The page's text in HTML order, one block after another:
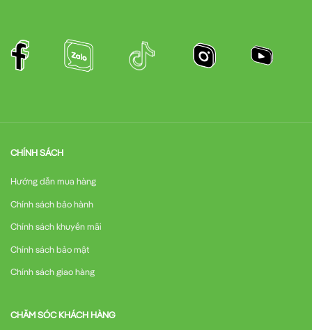
CHÍNH SÁCH
Hướng dẫn mua hàng
Chính sách bảo hành
Chính sách khuyến mãi
Chính sách bảo mật
Chính sách giao hàng
CHĂM SÓC KHÁCH HÀNG